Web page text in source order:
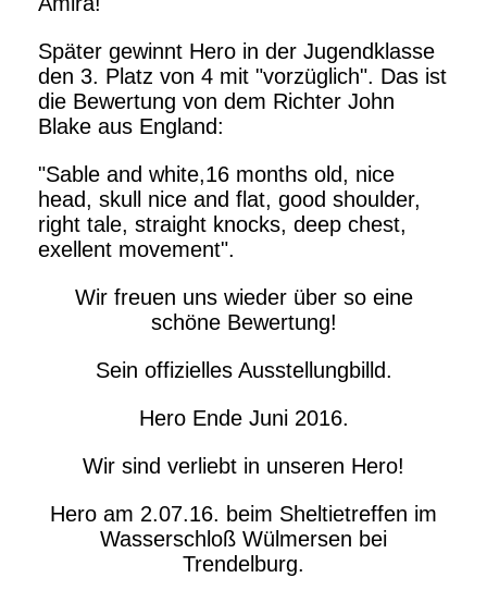
Später gewinnt Hero in der Jugendklasse
den 3. Platz von 4 mit "vorzüglich". Das ist
die Bewertung von dem Richter John
Blake aus England:
"Sable and white,16 months old, nice
head, skull nice and flat, good shoulder,
right tale, straight knocks, deep chest,
exellent movement".
Wir freuen uns wieder über so eine
schöne Bewertung!
Sein offizielles Ausstellungbilld.
Hero Ende Juni 2016.
Wir sind verliebt in unseren Hero!
Hero am 2.07.16. beim Sheltietreffen im
Wasserschloß Wülmersen bei
Trendelburg.